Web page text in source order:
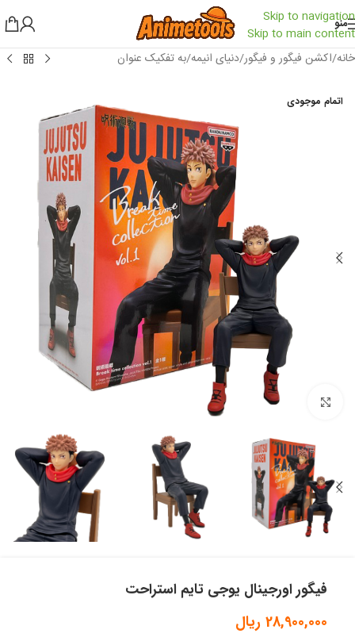
Skip to navigation
Skip to main content
منو
خانه/اکشن فیگور و فیگور/دنیای انیمه/به تفکیک عنوان
اتمام موجودی
بزرگنمایی تصویر
فیگور اورجینال یوجی تایم استراحت
28,900,000 ریال